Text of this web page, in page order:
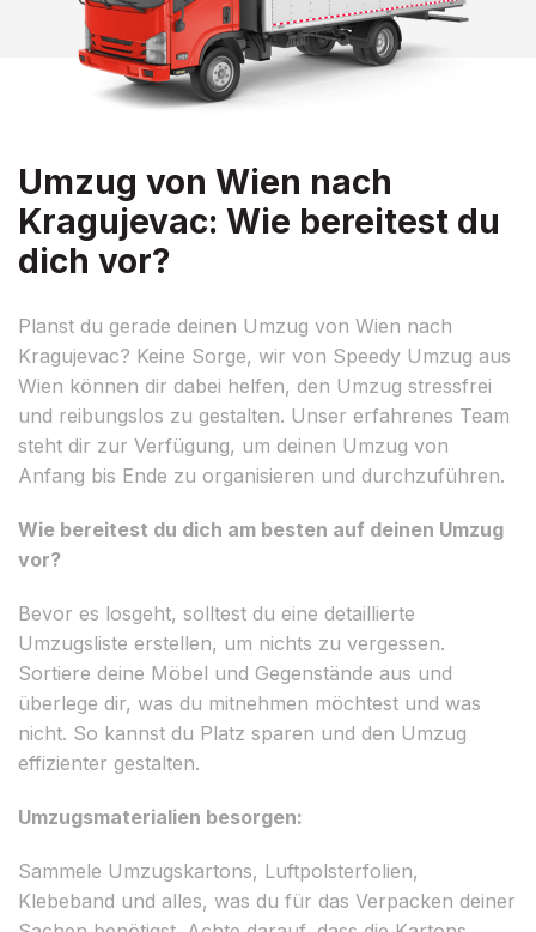
Umzug von Wien nach
Kragujevac: Wie bereitest du
dich vor?
Planst du gerade deinen Umzug von Wien nach
Kragujevac? Keine Sorge, wir von Speedy Umzug aus
Wien können dir dabei helfen, den Umzug stressfrei
und reibungslos zu gestalten. Unser erfahrenes Team
steht dir zur Verfügung, um deinen Umzug von
Anfang bis Ende zu organisieren und durchzuführen.
Wie bereitest du dich am besten auf deinen Umzug
vor?
Bevor es losgeht, solltest du eine detaillierte
Umzugsliste erstellen, um nichts zu vergessen.
Sortiere deine Möbel und Gegenstände aus und
überlege dir, was du mitnehmen möchtest und was
nicht. So kannst du Platz sparen und den Umzug
effizienter gestalten.
Umzugsmaterialien besorgen:
Sammele Umzugskartons, Luftpolsterfolien,
Klebeband und alles, was du für das Verpacken deiner